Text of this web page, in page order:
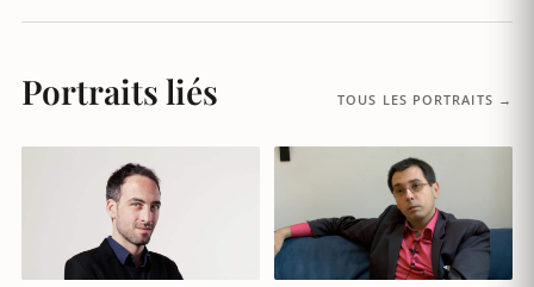
Portraits liés TOUS LES PORTRAITS →